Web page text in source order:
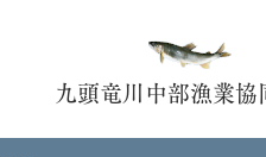
九頭竜川中部漁業協